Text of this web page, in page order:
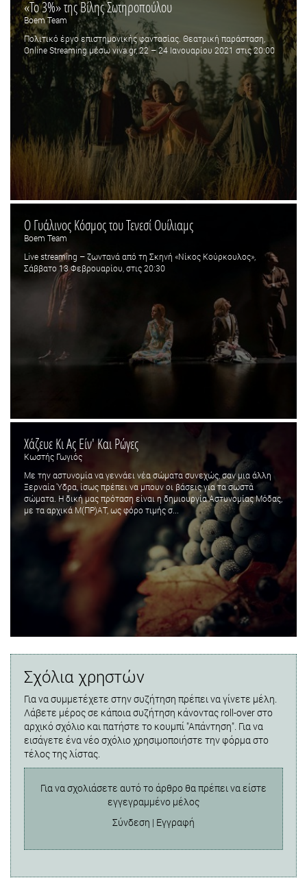
«Το 3%» της Βίλης Σωτηροπούλου
Boem Team
Πολιτικό έργο επιστημονικής φαντασίας. Θεατρική παράσταση,
Online Streaming μέσω viva.gr, 22 – 24 Ιανουαρίου 2021 στις 20:00
O Γυάλινος Κόσμος του Τενεσί Ουίλιαμς
Boem Team
Live streaming – ζωντανά από τη Σκηνή «Νίκος Κούρκουλος»,
Σάββατο 13 Φεβρουαρίου, στις 20:30
Χάζευε Κι Ας Είν' Και Ρώγες
Κωστής Γωγιός
Με την αστυνομία να γεννάει νέα σώματα συνεχώς, σαν μια άλλη
Ξερναία Ύδρα, ίσως πρέπει να μπουν οι βάσεις για τα σωστά
σώματα. Η δική μας πρόταση είναι η δημιουργία Αστυνομίας Μόδας,
με τα αρχικά Μ(ΠΡ)ΑΤ, ως φόρο τιμής σ...
Σχόλια χρηστών
Για να συμμετέχετε στην συζήτηση πρέπει να γίνετε μέλη.
Λάβετε μέρος σε κάποια συζήτηση κάνοντας roll-over στο
αρχικό σχόλιο και πατήστε το κουμπί "Απάντηση". Για να
εισάγετε ένα νέο σχόλιο χρησιμοποιήστε την φόρμα στο
τέλος της λίστας.
Για να σχολιάσετε αυτό το άρθρο θα πρέπει να είστε
εγγεγραμμένο μέλος
Σύνδεση | Εγγραφή